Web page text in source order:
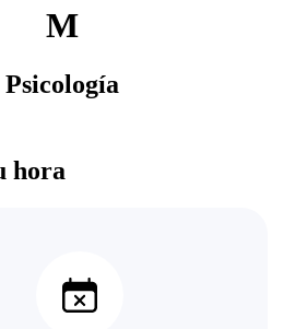
M
Psicología
hora